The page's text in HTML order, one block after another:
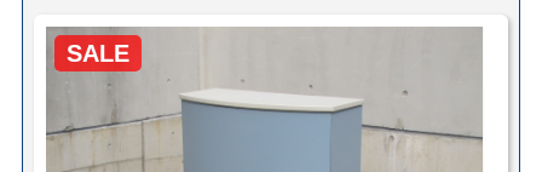
＜ヤマトらくらく家財便＞
サイズ：Ｃランク(250cmまで)
ヤマトらくらく家財便料金はこちら
＜送料例＞
SALE